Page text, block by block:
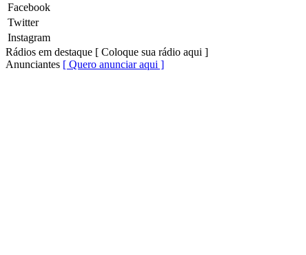
Facebook
Twitter
Instagram
Rádios em destaque [ Coloque sua rádio aqui ]
Anunciantes [ Quero anunciar aqui ]